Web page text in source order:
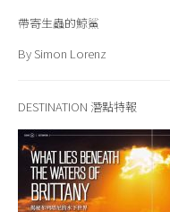
帶寄生蟲的鯨鯊
By Simon Lorenz
DESTINATION 潛點特報